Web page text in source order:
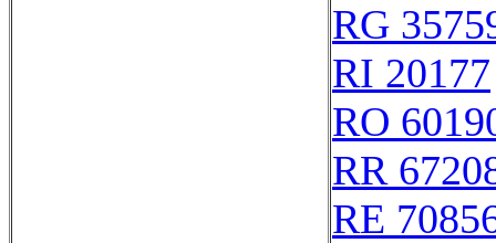
RG
RI 20177
RO
RR
RE